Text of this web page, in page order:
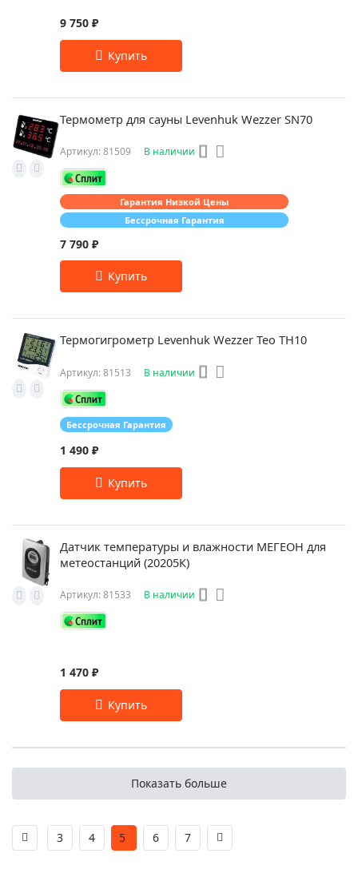
9 750 ₽
Термометр для сауны Levenhuk Wezzer SN70
7 790 ₽
Артикул: 81509 В наличии
Гарантия Низкой Цены
Бессрочная Гарантия
Термогигрометр Levenhuk Wezzer Teo TH10
1 490 ₽
Артикул: 81513 В наличии
Бессрочная Гарантия
Датчик температуры и влажности МЕГЕОН для
метеостанций (20205К)
1 470 ₽
Артикул: 81533 В наличии
Показать больше
3 4 5 6 7